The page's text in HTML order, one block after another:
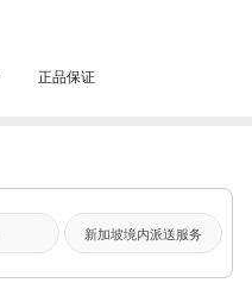
正品保证
新加坡境内派送服务